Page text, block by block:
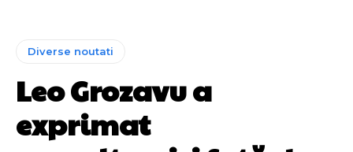
Diverse noutati
Leo Grozavu a
exprimat